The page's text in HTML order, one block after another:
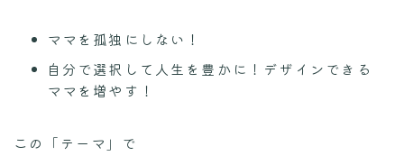
ママを孤独にしない！
自分で選択して人生を豊かに！デザインできる
ママを増やす！
この「テーマ」で